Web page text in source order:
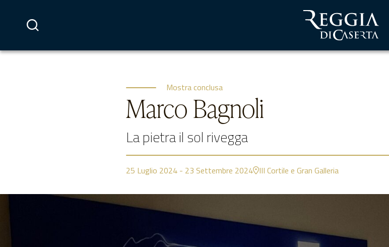
contenuto
Mostra conclusa
Marco Bagnoli
La pietra il sol rivegga
25 Luglio 2024 - 23 Settembre 2024 III Cortile e Gran Galleria